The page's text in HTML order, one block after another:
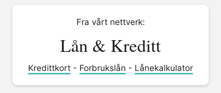
Fra vårt nettverk:
Lån & Kreditt
Kredittkort - Forbrukslån - Lånekalkulator